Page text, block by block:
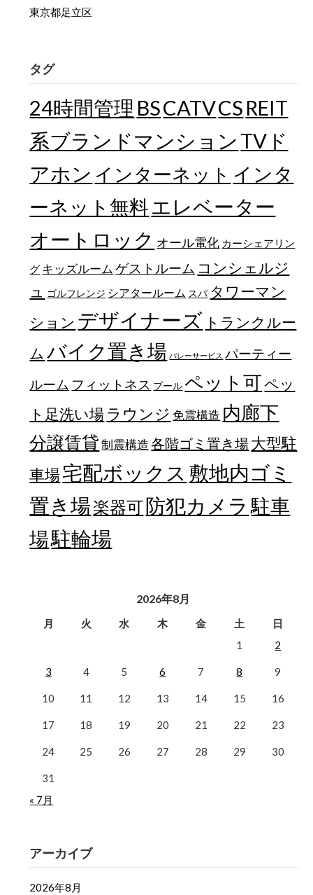
東京都足立区
タグ
24時間管理 BSCATVCS REIT
系ブランドマンション TVド
アホン インターネット インタ
ーネット無料エレベーター
オートロック オール電化 カーシェアリン
グ キッズルーム ゲストルーム コンシェルジ
ュ
ゴルフレンジ シアタールーム スパ タワーマン
ション デザイナーズ トランクルー
ム バイク置き場 バレーサービス パーティー
ルーム フィットネス プール ペット可ペッ
ト足洗い場 ラウンジ 免震構造 内廊下
分譲賃貸 制震構造 各階ゴミ置き場大型駐
車場宅配ボックス 敷地内ゴミ
置き場楽器可防犯カメラ 駐車
場駐輪場
2026年8月
月 火 水 木 金 土
日
1
2
3 4 5 6 7 8 9
10 11 12 13 14 15 16
17 18 19 20 21 22 23
24 25 26 27 28 29 30
31
« 7月
アーカイブ
2026年8月